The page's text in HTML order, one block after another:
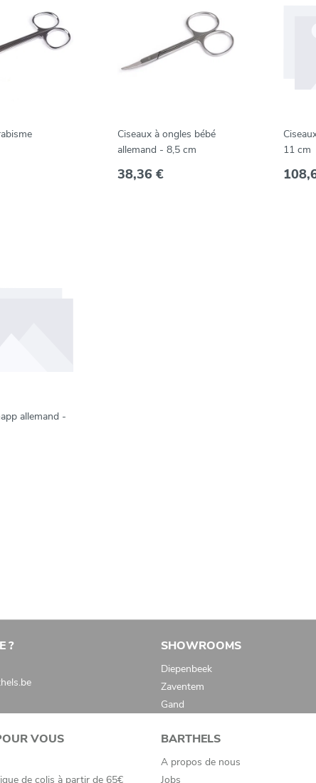
Ciseaux à ongles bébé
allemand - 8,5 cm
38,36 €
11 cm
allemand -
? SHOWROOMS
Diepenbeek
Zaventem
Gand
VOUS
de colis à partir de 65€
BARTHELS
A propos de nous
Jobs